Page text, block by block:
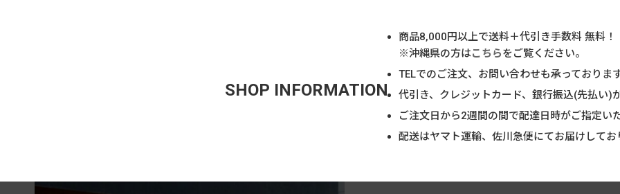
SHOP INFORMATION
商品8,000円以上で送料＋代引き手数料 無料！
※沖縄県の方はこちらをご覧ください。
TELでのご注文、お問い合わせも承っておりま
代引き、クレジットカード、銀行振込(先払い)
ご注文日から2週間の間で配達日時がご指定い
配送はヤマト運輸、佐川急便にてお届けしてお